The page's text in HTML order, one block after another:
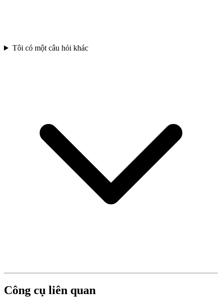
Tôi có một câu hỏi khác
Công cụ liên quan